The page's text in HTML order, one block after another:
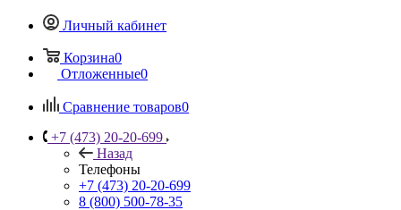
Личный кабинет
Корзина0
Отложенные0
Сравнение товаров0
+7 (473) 20-20-699
Назад
Телефоны
+7 (473) 20-20-699
8 (800) 500-78-35